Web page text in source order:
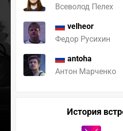
Всеволод Пелех
velheor
Федор Русихин
antoha
Антон Марченко
История